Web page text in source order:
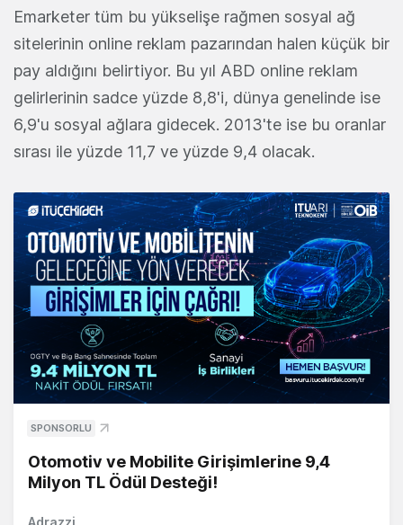
Emarketer tüm bu yükselişe rağmen sosyal ağ
sitelerinin online reklam pazarından halen küçük bir
pay aldığını belirtiyor. Bu yıl ABD online reklam
gelirlerinin sadce yüzde 8,8'i, dünya genelinde ise
6,9'u sosyal ağlara gidecek. 2013'te ise bu oranlar
sırası ile yüzde 11,7 ve yüzde 9,4 olacak.
SPONSORLU
Otomotiv ve Mobilite Girişimlerine 9,4
Milyon TL Ödül Desteği!
Adrazzi